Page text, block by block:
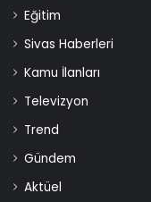
Eğitim
Sivas Haberleri
Kamu İlanları
Televizyon
Trend
Gündem
Aktüel